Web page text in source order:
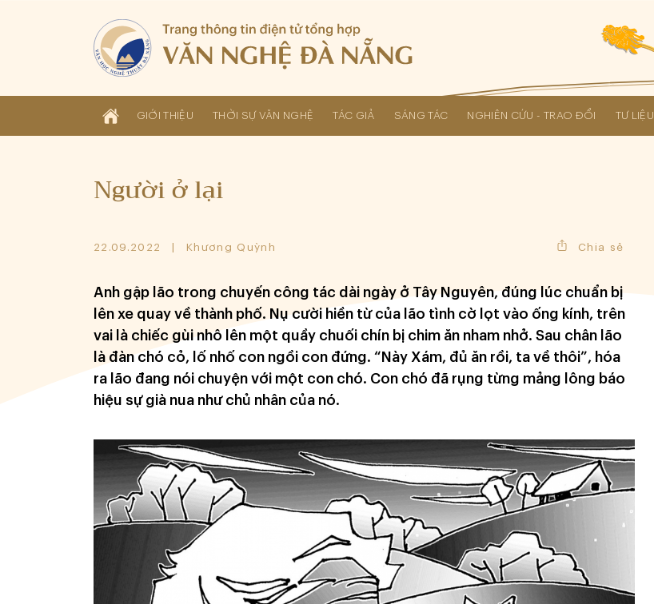
GIỚI THIỆU THỜI SỰ VĂN NGHỆ TÁC GIẢ SÁNG TÁC NGHIÊN CỨU - TRAO ĐỔI TƯ LIỆU
Người ở lại
22.09.2022 Khương Quỳnh Chia sẻ
Anh gặp lão trong chuyến công tác dài ngày ở Tây Nguyên, đúng lúc chuẩn bị
lên xe quay về thành phố. Nụ cười hiền từ của lão tình cờ lọt vào ống kính, trên
vai là chiếc gùi nhô lên một quầy chuối chín bị chim ăn nham nhở. Sau chân lão
là đàn chó cỏ, lố nhố con ngồi con đứng. “Này Xám, đủ ăn rồi, ta về thôi”, hóa
ra lão đang nói chuyện với một con chó. Con chó đã rụng từng mảng lông báo
hiệu sự già nua như chủ nhân của nó.